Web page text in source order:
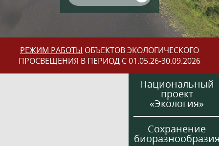
РЕЖИМ РАБОТЫ ОБЪЕКТОВ ЭКОЛОГИЧЕСКОГО
ПРОСВЕЩЕНИЯ В ПЕРИОД С 01.05.26-30.09.2026
Национальный
проект
«Экология»
Сохранение